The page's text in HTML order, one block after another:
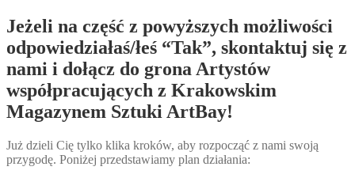
Jeżeli na część z powyższych możliwości
odpowiedziałaś/łeś “Tak”, skontaktuj się z
nami i dołącz do grona Artystów
współpracujących z Krakowskim
Magazynem Sztuki ArtBay!
Już dzieli Cię tylko klika kroków, aby rozpocząć z nami swoją
przygodę. Poniżej przedstawiamy plan działania: